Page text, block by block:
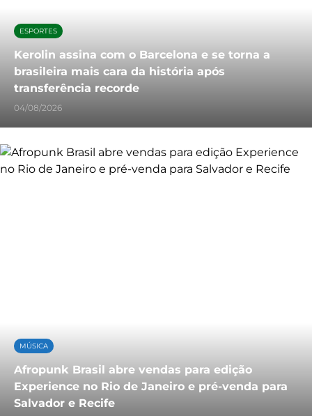
ESPORTES
Kerolin assina com o Barcelona e se torna a
brasileira mais cara da história após
transferência recorde
04/08/2026
MÚSICA
Afropunk Brasil abre vendas para edição
Experience no Rio de Janeiro e pré-venda para
Salvador e Recife